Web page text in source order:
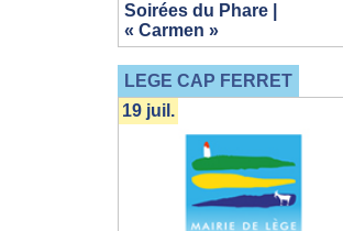
Soirées du Phare |
« Carmen »
LEGE CAP FERRET
19 juil.